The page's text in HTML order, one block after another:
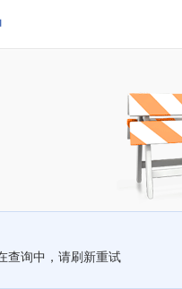
查询中，请刷新重试